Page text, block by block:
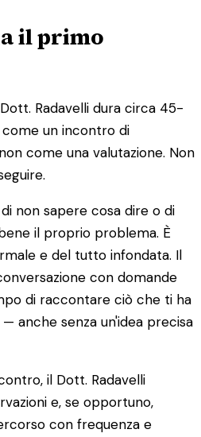
il primo
Radavelli dura circa 45-
un incontro di
come una valutazione. Non
non sapere cosa dire o di
il proprio problema. È
e del tutto infondata. Il
con domande
di raccontare ciò che ti ha
anche senza un'idea precisa
il Dott. Radavelli
e, se opportuno,
con frequenza e